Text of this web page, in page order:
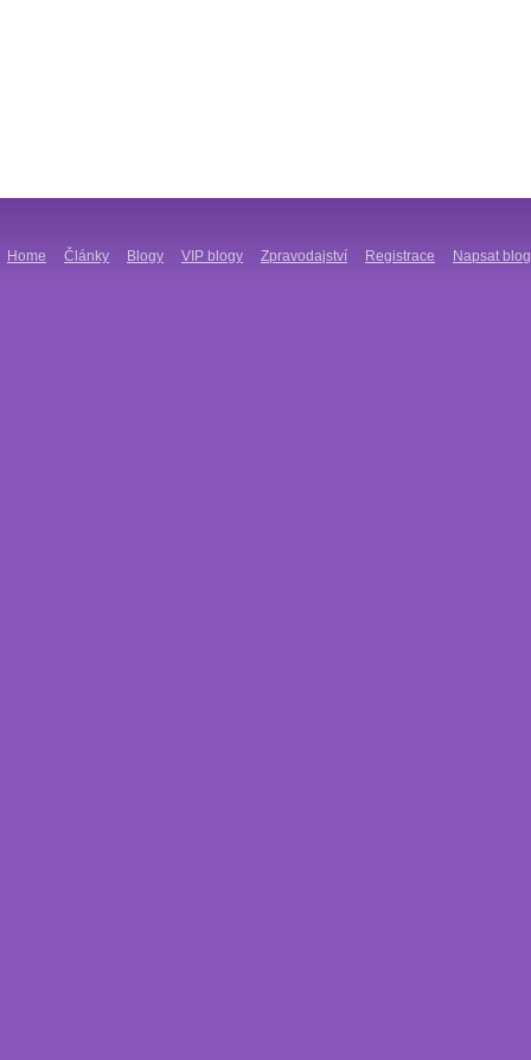
Home Články Blogy VIP blogy Zpravodajství Registrace Napsat blog